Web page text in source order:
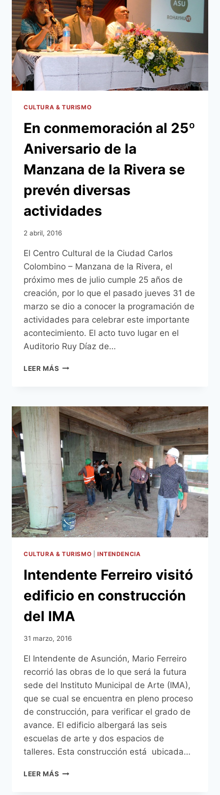
BALLET
CLÁSICO
Y
MODERNO
MUNICIPAL
CULTURA & TURISMO
En conmemoración al 25º
Aniversario de la
Manzana de la Rivera se
prevén diversas
actividades
2 abril, 2016
El Centro Cultural de la Ciudad Carlos
Colombino – Manzana de la Rivera, el
próximo mes de julio cumple 25 años de
creación, por lo que el pasado jueves 31 de
marzo se dio a conocer la programación de
actividades para celebrar este importante
acontecimiento. El acto tuvo lugar en el
Auditorio Ruy Díaz de…
LEER MÁS EN
ANIVERSARIO
DE
LA
MANZANA
DE
LA
RIVERA
SE
PREVÉN
DIVERSAS
ACTIVIDADES
CULTURA & TURISMO INTENDENCIA
Intendente Ferreiro visitó
edificio en construcción
del IMA
31 marzo, 2016
El Intendente de Asunción, Mario Ferreiro
recorrió las obras de lo que será la futura
sede del Instituto Municipal de Arte (IMA),
que se cual se encuentra en pleno proceso
de construcción, para verificar el grado de
avance. El edificio albergará las seis
escuelas de arte y dos espacios de
talleres. Esta construcción está ubicada…
LEER MÁS INTENDENTE